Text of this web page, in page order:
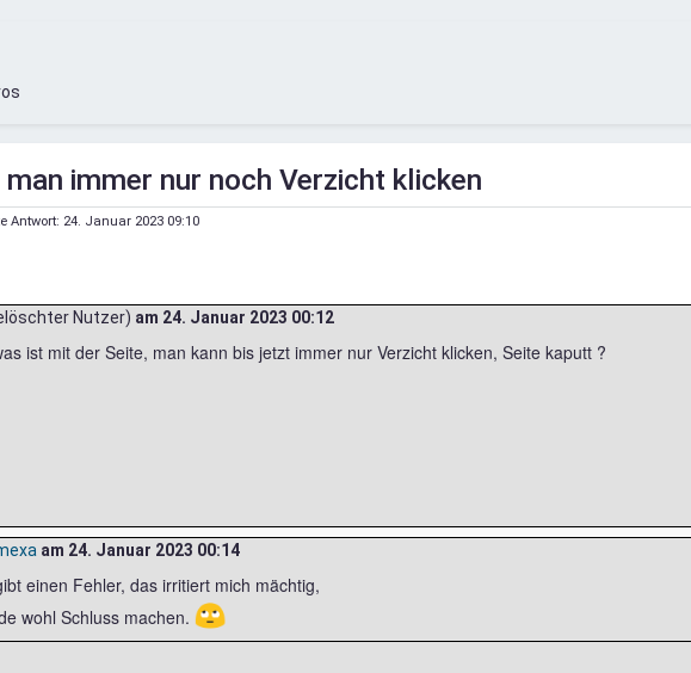
immer nur noch Verzicht klicken
Antwort: 24. Januar 2023 09:10
Nutzer) am 24. Januar 2023 00:12
ist mit der Seite, man kann bis jetzt immer nur Verzicht klicken, Seite kaputt ?
am 24. Januar 2023 00:14
einen Fehler, das irritiert mich mächtig,
wohl Schluss machen. 🙄